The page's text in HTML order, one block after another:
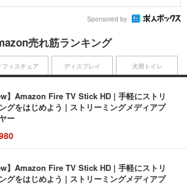
Sponsored by
売れ筋ランキング
】Amazon Fire TV Stick HD | 手軽にストリ
グをはじめよう | ストリーミングメディアプ
ー
】Amazon Fire TV Stick HD | 手軽にストリ
グをはじめよう | ストリーミングメディアプ
フィスチェア ディスプレイ 犬用トイレ